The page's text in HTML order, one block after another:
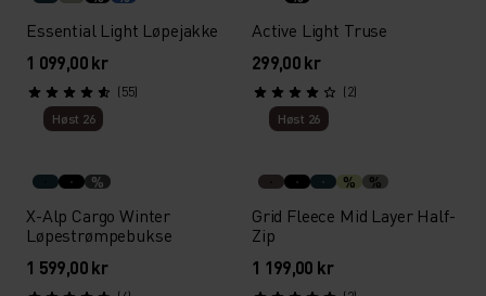
Essential Light Løpejakke
1 099,00 kr
(55)
Active Light Truse
299,00 kr
(2)
Høst 26
%
X-Alp Cargo Winter
Løpestrømpebukse
1 599,00 kr
Høst 26
% %
Grid Fleece Mid Layer Half-
Zip
1 199,00 kr